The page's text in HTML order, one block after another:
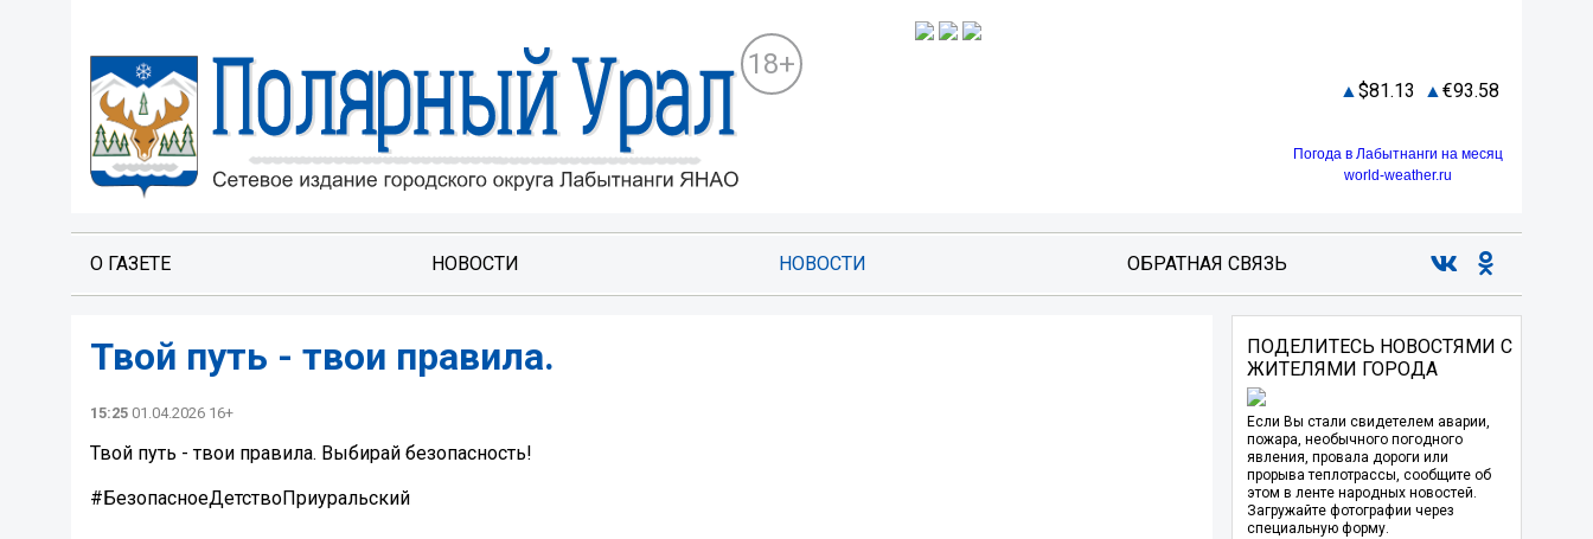
18+
81.13 93.58
Погода в Лабытнанги на месяц
world-weather.ru
О ГАЗЕТЕ НОВОСТИ НОВОСТИ ОБРАТНАЯ СВЯЗЬ
Твой путь - твои правила.
15:25 01.04.2026 16+
Твой путь - твои правила. Выбирай безопасность!
#БезопасноеДетствоПриуральский
ПОДЕЛИТЕСЬ НОВОСТЯМИ С
ЖИТЕЛЯМИ ГОРОДА
Если Вы стали свидетелем аварии,
пожара, необычного погодного
явления, провала дороги или
прорыва теплотрассы, сообщите об
этом в ленте народных новостей.
Загружайте фотографии через
специальную форму.